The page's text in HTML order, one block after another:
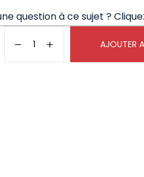
question à ce sujet ?
AJOUTER